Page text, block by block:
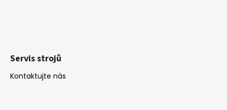
Servis strojů
Kontaktujte nás